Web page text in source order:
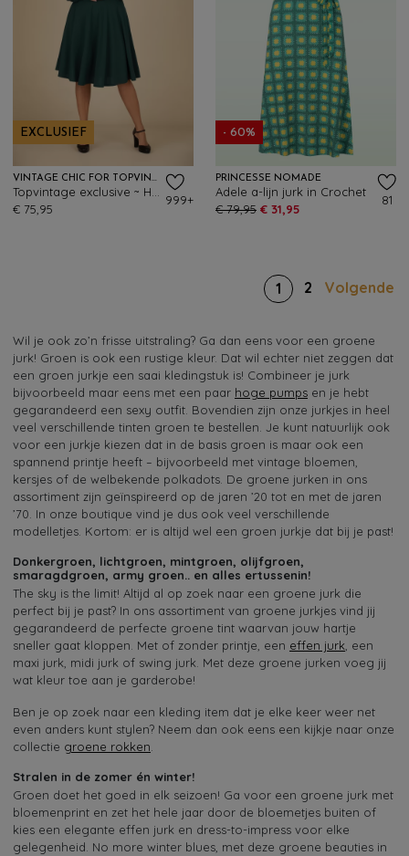
EXCLUSIEF
VINTAGE CHIC FOR TOPVINTAGE
€ 75,95
999+
- 60%
PRINCESSE NOMADE
Adele a-lijn jurk in Crochet
€ 79,95 € 31,95
81
1 2 Volgende
Wil je ook zo’n frisse uitstraling? Ga dan eens voor een groene
jurk! Groen is ook een rustige kleur. Dat wil echter niet zeggen dat
een groen jurkje een saai kledingstuk is! Combineer je jurk
bijvoorbeeld maar eens met een paar hoge pumps en je hebt
gegarandeerd een sexy outfit. Bovendien zijn onze jurkjes in heel
veel verschillende tinten groen te bestellen. Je kunt natuurlijk ook
voor een jurkje kiezen dat in de basis groen is maar ook een
spannend printje heeft – bijvoorbeeld met vintage bloemen,
kersjes of de welbekende polkadots. De groene jurken in ons
assortiment zijn geïnspireerd op de jaren ’20 tot en met de jaren
’70. In onze boutique vind je dus ook veel verschillende
modelletjes. Kortom: er is altijd wel een groen jurkje dat bij je past!
Donkergroen, lichtgroen, mintgroen, olijfgroen,
smaragdgroen, army groen.. en alles ertussenin!
The sky is the limit! Altijd al op zoek naar een groene jurk die
perfect bij je past? In ons assortiment van groene jurkjes vind jij
gegarandeerd de perfecte groene tint waarvan jouw hartje
sneller gaat kloppen. Met of zonder printje, een effen jurk , een
maxi jurk, midi jurk of swing jurk. Met deze groene jurken voeg jij
wat kleur toe aan je garderobe!
Ben je op zoek naar een kleding item dat je elke keer weer net
even anders kunt stylen? Neem dan ook eens een kijkje naar onze
collectie groene rokken
Stralen in de zomer én winter!
Groen doet het goed in elk seizoen! Ga voor een groene jurk met
bloemenprint en zet het hele jaar door de bloemetjes buiten of
kies een elegante effen jurk en dress-to-impress voor elke
gelegenheid. No more winter blues, met deze groene beauties in